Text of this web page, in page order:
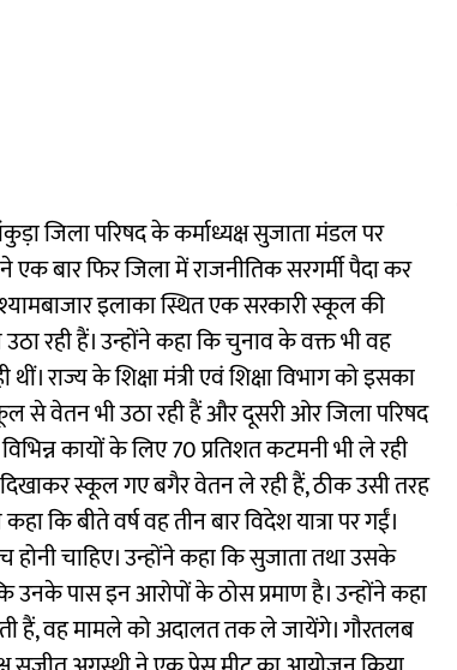
जिला परिषद के कर्माध्यक्ष सुजाता मंडल पर
बार फिर जिला में राजनीतिक सरगर्मी पैदा कर
इलाका स्थित एक सरकारी स्कूल की
रही हैं। उन्होंने कहा कि चुनाव के वक्त भी वह
राज्य के शिक्षा मंत्री एवं शिक्षा विभाग को इसका
से वेतन भी उठा रही हैं और दूसरी ओर जिला परिषद
कायों के लिए 70 प्रतिशत कटमनी भी ले रही
दिखाकर स्कूल गए बगैर वेतन ले रही हैं, ठीक उसी तरह
कि बीते वर्ष वह तीन बार विदेश यात्रा पर गईं।
चाहिए। उन्होंने कहा कि सुजाता तथा उसके
उनके पास इन आरोपों के ठोस प्रमाण है। उन्होंने कहा
हैं, वह मामले को अदालत तक ले जायेंगे। गौरतलब